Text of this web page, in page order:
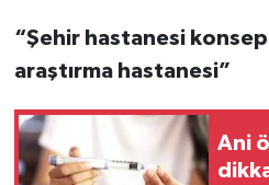
“Şehir hastanesi
araştırma hastanesi”
Ani